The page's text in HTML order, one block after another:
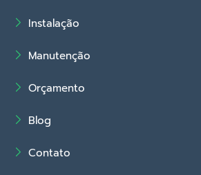
Instalação
Manutenção
Orçamento
Blog
Contato